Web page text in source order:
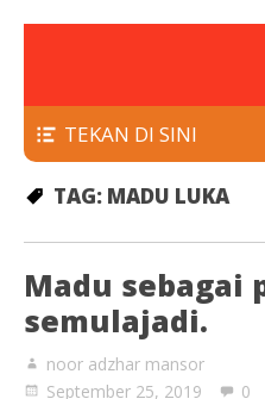
TEKAN DI SINI
TAG: MADU LUKA
Madu sebagai
semulajadi.
noor adzhar mansor
September 25, 2019
0